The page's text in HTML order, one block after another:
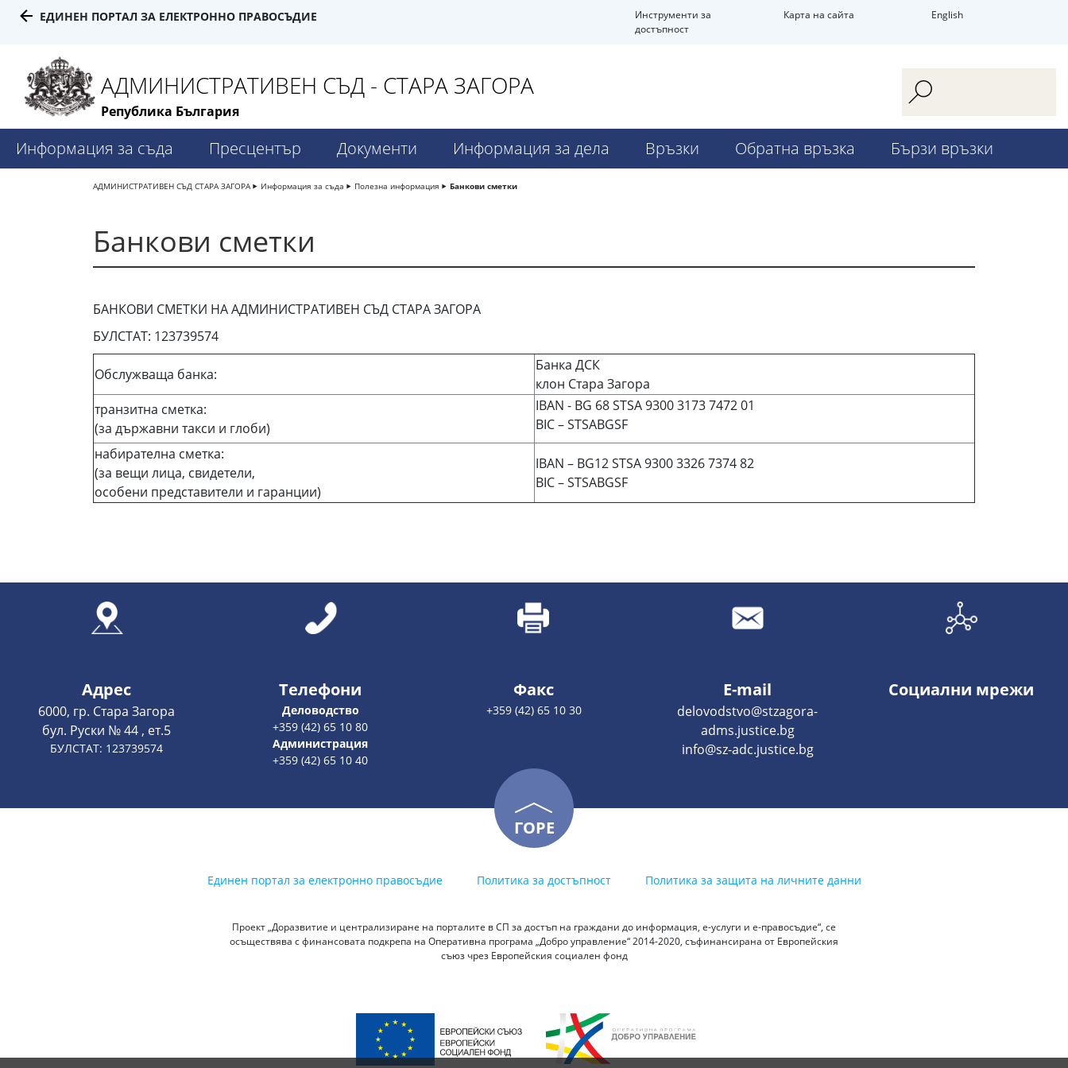
ЕДИНЕН ПОРТАЛ ЗА ЕЛЕКТРОННО ПРАВОСЪДИЕ
Инструменти за
достъпност
Карта на сайта English
АДМИНИСТРАТИВЕН СЪД - СТАРА ЗАГОРА
Република България
Информация за съда Пресцентър Документи Информация за дела Връзки Обратна връзка Бързи връзки
АДМИНИСТРАТИВЕН СЪД СТАРА ЗАГОРА Информация за съда Полезна информация Банкови сметки
Банкови сметки
БАНКОВИ СМЕТКИ НА АДМИНИСТРАТИВЕН СЪД СТАРА ЗАГОРА
БУЛСТАТ: 123739574
Обслужваща банка:
Банка ДСК
клон Стара Загора
транзитна сметка:
(за държавни такси и глоби)
IBAN - BG 68 STSA 9300 3173 7472 01
BIC–STSABGSF
набирателна сметка:
(за вещи лица, свидетели,
особени представители и гаранции)
IBAN – BG12 STSA 9300 3326 7374 82
BIC–STSABGSF
Адрес
6000, гр. Стара Загора
бул. Руски № 44 , ет.5
БУЛСТАТ: 123739574
Телефони
Деловодство
+359 (42) 65 10 80
Администрация
+359 (42) 65 10 40
Факс
+359 (42) 65 10 30
E-mail
delovodstvo@stzagora-
adms.justice.bg
info@sz-adc.justice.bg
Социални мрежи
ГОРЕ
Единен портал за електронно правосъдие Политика за достъпност Политика за защита на личните данни
Проект „Доразвитие и централизиране на порталите в СП за достъп на граждани до информация, е-услуги и е-правосъдие“, се
осъществява с финансовата подкрепа на Оперативна програма „Добро управление“ 2014-2020, съфинансирана от Европейския
съюз чрез Европейския социален фонд